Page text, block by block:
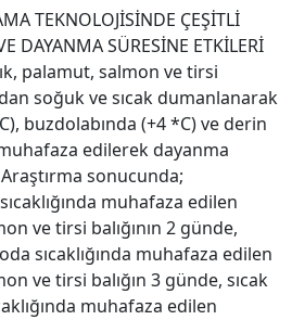
TEKNOLOJİSİNDE ÇEŞİTLİ
DAYANMA SÜRESİNE ETKİLERİ
palamut, salmon ve tirsi
soğuk ve sıcak dumanlanarak
buzdolabında (+4 *C) ve derin
edilerek dayanma
sonucunda;
muhafaza edilen
ve tirsi balığının 2 günde,
sıcaklığında muhafaza edilen
ve tirsi balığın 3 günde, sıcak
muhafaza edilen